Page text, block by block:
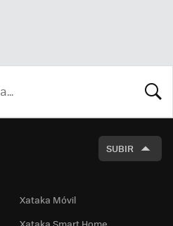
SUBIR
Xataka Móvil
Xataka Smart Home